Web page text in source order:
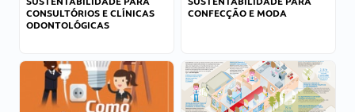
CONSULTÓRIOS E CLÍNICAS
ODONTOLÓGICAS
CONFECÇÃO E MODA